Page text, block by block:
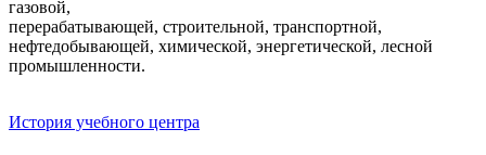
газовой,
перерабатывающей, строительной, транспортной,
нефтедобывающей, химической, энергетической, лесной
промышленности.
История учебного центра